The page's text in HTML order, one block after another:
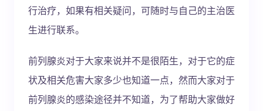
行治疗，如果有相关疑问，可随时与自己的主治医
生进行联系。
前列腺炎对于大家来说并不是很陌生，对于它的症
状及相关危害大家多少也知道一点，然而大家对于
前列腺炎的感染途径并不知道，为了帮助大家做好